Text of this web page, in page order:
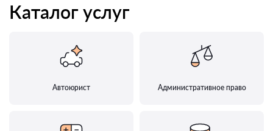
Каталог услуг
Автоюрист Административное право